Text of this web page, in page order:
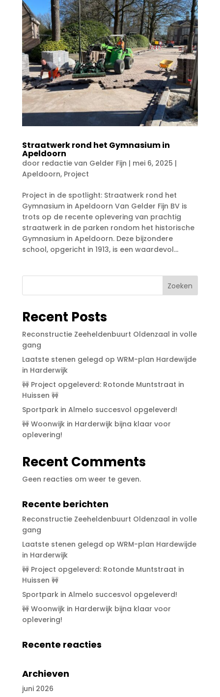
Straatwerk rond het Gymnasium in
Apeldoorn
door redactie van Gelder Fijn | mei 6, 2025 |
Apeldoorn, Project
Project in de spotlight: Straatwerk rond het
Gymnasium in Apeldoorn Van Gelder Fijn BV is
trots op de recente oplevering van prachtig
straatwerk in de parken rondom het historische
Gymnasium in Apeldoorn. Deze bijzondere
school, opgericht in 1913, is een waardevol...
Zoeken
Recent Posts
Reconstructie Zeeheldenbuurt Oldenzaal in volle
gang
Laatste stenen gelegd op WRM-plan Hardewijde
in Harderwijk
🚧 Project opgeleverd: Rotonde Muntstraat in
Huissen 🚧
Sportpark in Almelo succesvol opgeleverd!
🚧 Woonwijk in Harderwijk bijna klaar voor
oplevering!
Recent Comments
Geen reacties om weer te geven.
Recente berichten
Reconstructie Zeeheldenbuurt Oldenzaal in volle
gang
Laatste stenen gelegd op WRM-plan Hardewijde
in Harderwijk
🚧 Project opgeleverd: Rotonde Muntstraat in
Huissen 🚧
Sportpark in Almelo succesvol opgeleverd!
🚧 Woonwijk in Harderwijk bijna klaar voor
oplevering!
Recente reacties
Archieven
juni 2026